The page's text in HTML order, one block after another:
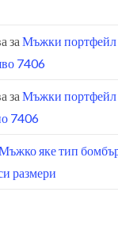
заМъжки портфейл
7406
заМъжки портфейл
7406
яке тип бомбър
размери